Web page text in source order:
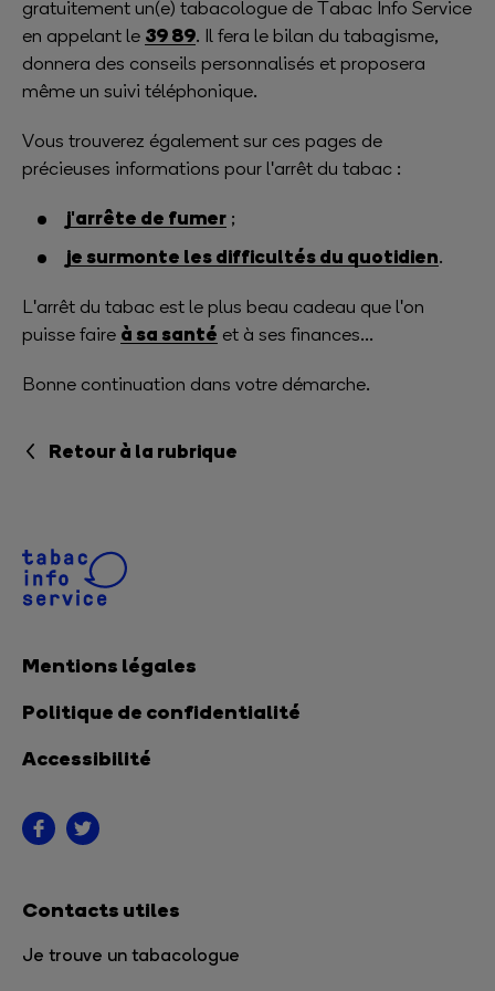
gratuitement un(e) tabacologue de Tabac Info Service
en appelant le 39 89. Il fera le bilan du tabagisme,
donnera des conseils personnalisés et proposera
même un suivi téléphonique.
Vous trouverez également sur ces pages de
précieuses informations pour l'arrêt du tabac :
j'arrête de fumer ;
je surmonte les difficultés du quotidien.
L'arrêt du tabac est le plus beau cadeau que l'on
puisse faire à sa santé et à ses finances...
Bonne continuation dans votre démarche.
Retour à la rubrique
Mentions légales
Politique de confidentialité
Accessibilité
Contacts utiles
Je trouve un tabacologue